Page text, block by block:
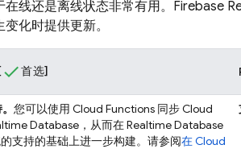
在线还是离线状态非常有用。Firebase
化时提供更新。
首选]
您可以使用 Cloud Functions 同步Cloud
Database ，从而在Realtime Database
支持的基础上进一步构建。请参阅在Cloud